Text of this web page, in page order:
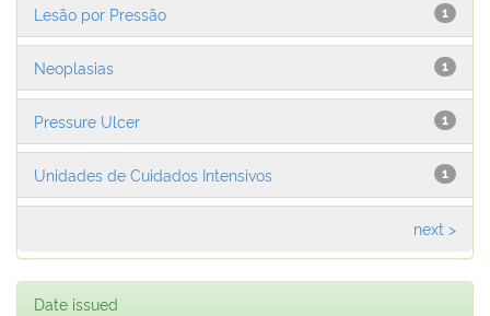
1
Lesão por Pressão
1
Neoplasias
1
Pressure Ulcer
1
Unidades de Cuidados Intensivos
next >
Date issued